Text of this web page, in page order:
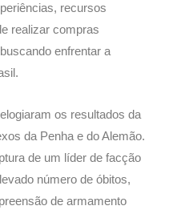
recursos
realizar compras
enfrentar a
os resultados da
da Penha e do Alemão.
de um líder de facção
número de óbitos,
de armamento